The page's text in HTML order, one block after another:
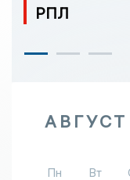
РПЛ
АВГУСТ
Пн Вт